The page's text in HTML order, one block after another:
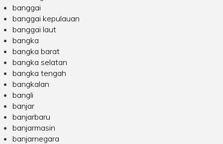
banggai
banggai kepulauan
banggai laut
bangka
bangka barat
bangka selatan
bangka tengah
bangkalan
bangli
banjar
banjarbaru
banjarmasin
banjarnegara